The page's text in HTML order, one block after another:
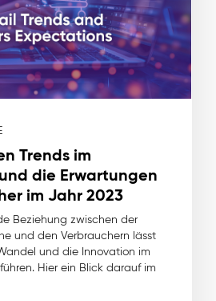
Trends im
die Erwartungen
im Jahr 2023
Beziehung zwischen der
und den Verbrauchern lässt
und die Innovation im
Hier ein Blick darauf im